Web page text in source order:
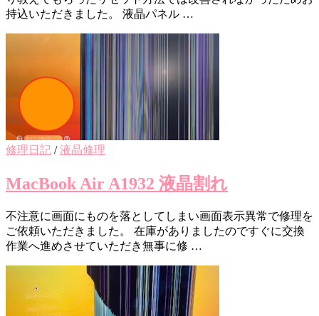
持込いただきました。 液晶パネル …
修理日記 /液晶修理
MacBook Air A1932 液晶割れ
不注意に画面にものを落としてしまい画面表示異常で修理を
ご依頼いただきました。 在庫がありましたのですぐに交換
作業へ進めさせていただき無事に修 …